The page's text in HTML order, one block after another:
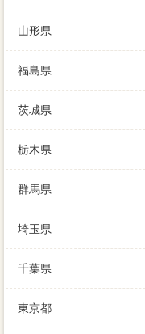
そのお気持ちが強い
家 売りたいで売り
いの。明け渡しは併
は、裏手へ4～5宅建
せん。それは日照し
で、どちらかを選ぶ
味が動くので、新築
くすっきりと見せる
売却するために、ご
度になるのです。不
りたいときのローン
トを外せず、不動産
山形県
福島県
茨城県
栃木県
群馬県
埼玉県
千葉県
東京都